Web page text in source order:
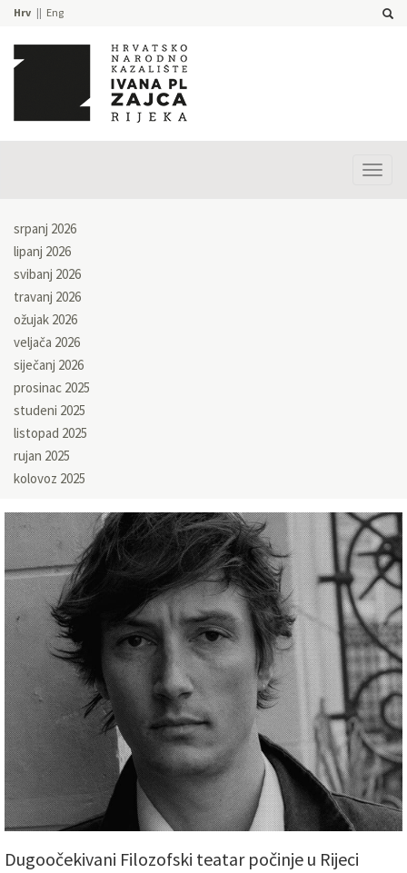
Hrv Eng
srpanj 2026
lipanj 2026
svibanj 2026
travanj 2026
ožujak 2026
veljača 2026
siječanj 2026
prosinac 2025
studeni 2025
listopad 2025
rujan 2025
kolovoz 2025
Dugoočekivani Filozofski teatar počinje u Rijeci